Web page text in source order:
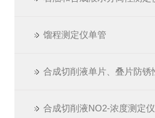
馏程测定仪单管
合成切削液NO2-浓度测定仪